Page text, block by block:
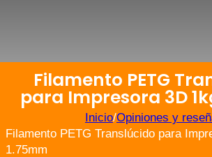
Filamento PETG
para Impresora 3D
Inicio/Opiniones y
Filamento PETG Translúcido para
1.75mm